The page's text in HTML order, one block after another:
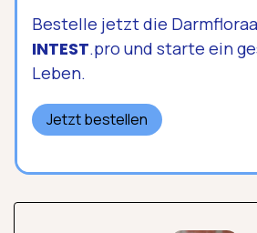
Bestelle jetzt die
INTEST.pro und starte ein
Leben.
Jetzt bestellen